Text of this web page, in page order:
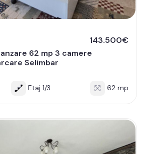
143.500€
62 mp 3 camere
Selimbar
Etaj 1/3 62 mp